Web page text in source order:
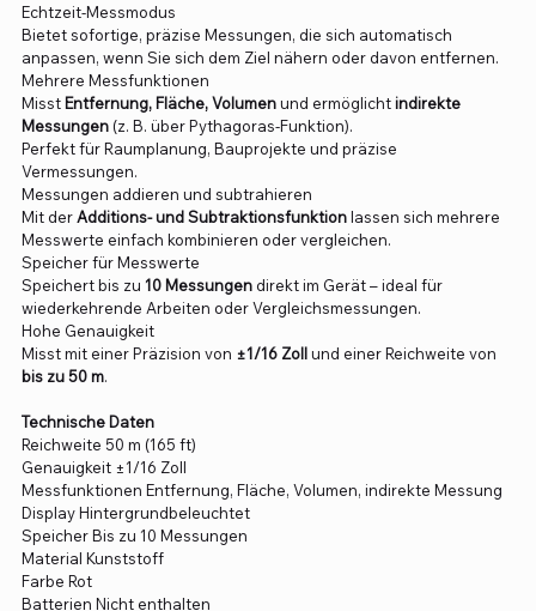
Echtzeit-Messmodus
Bietet sofortige, präzise Messungen, die sich automatisch
anpassen, wenn Sie sich dem Ziel nähern oder davon entfernen.
Mehrere Messfunktionen
Misst Entfernung, Fläche, Volumenund ermöglichtindirekte
Messungen(z. B. über Pythagoras-Funktion).
Perfekt für Raumplanung, Bauprojekte und präzise
Vermessungen.
Messungen addieren und subtrahieren
Mit derAdditions- und Subtraktionsfunktionlassen sich mehrere
Messwerte einfach kombinieren oder vergleichen.
Speicher für Messwerte
Speichert bis zu 10 Messungendirekt im Gerät – ideal für
wiederkehrende Arbeiten oder Vergleichsmessungen.
Hohe Genauigkeit
Misst mit einer Präzision von ±1/16 Zollund einer Reichweite von
bis zu 50 m.
Technische Daten
Reichweite 50 m (165 ft)
Genauigkeit ±1/16 Zoll
Messfunktionen Entfernung, Fläche, Volumen, indirekte Messung
Display Hintergrundbeleuchtet
Speicher Bis zu 10 Messungen
Material Kunststoff
Farbe Rot
Batterien Nicht enthalten